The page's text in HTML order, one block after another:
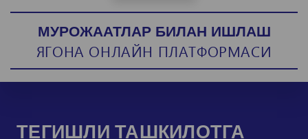
МУРОЖААТЛАР БИЛАН ИШЛАШ
ЯГОНА ОНЛАЙН ПЛАТФОРМАСИ
ТЕГИШЛИ ТАШКИЛОТГА